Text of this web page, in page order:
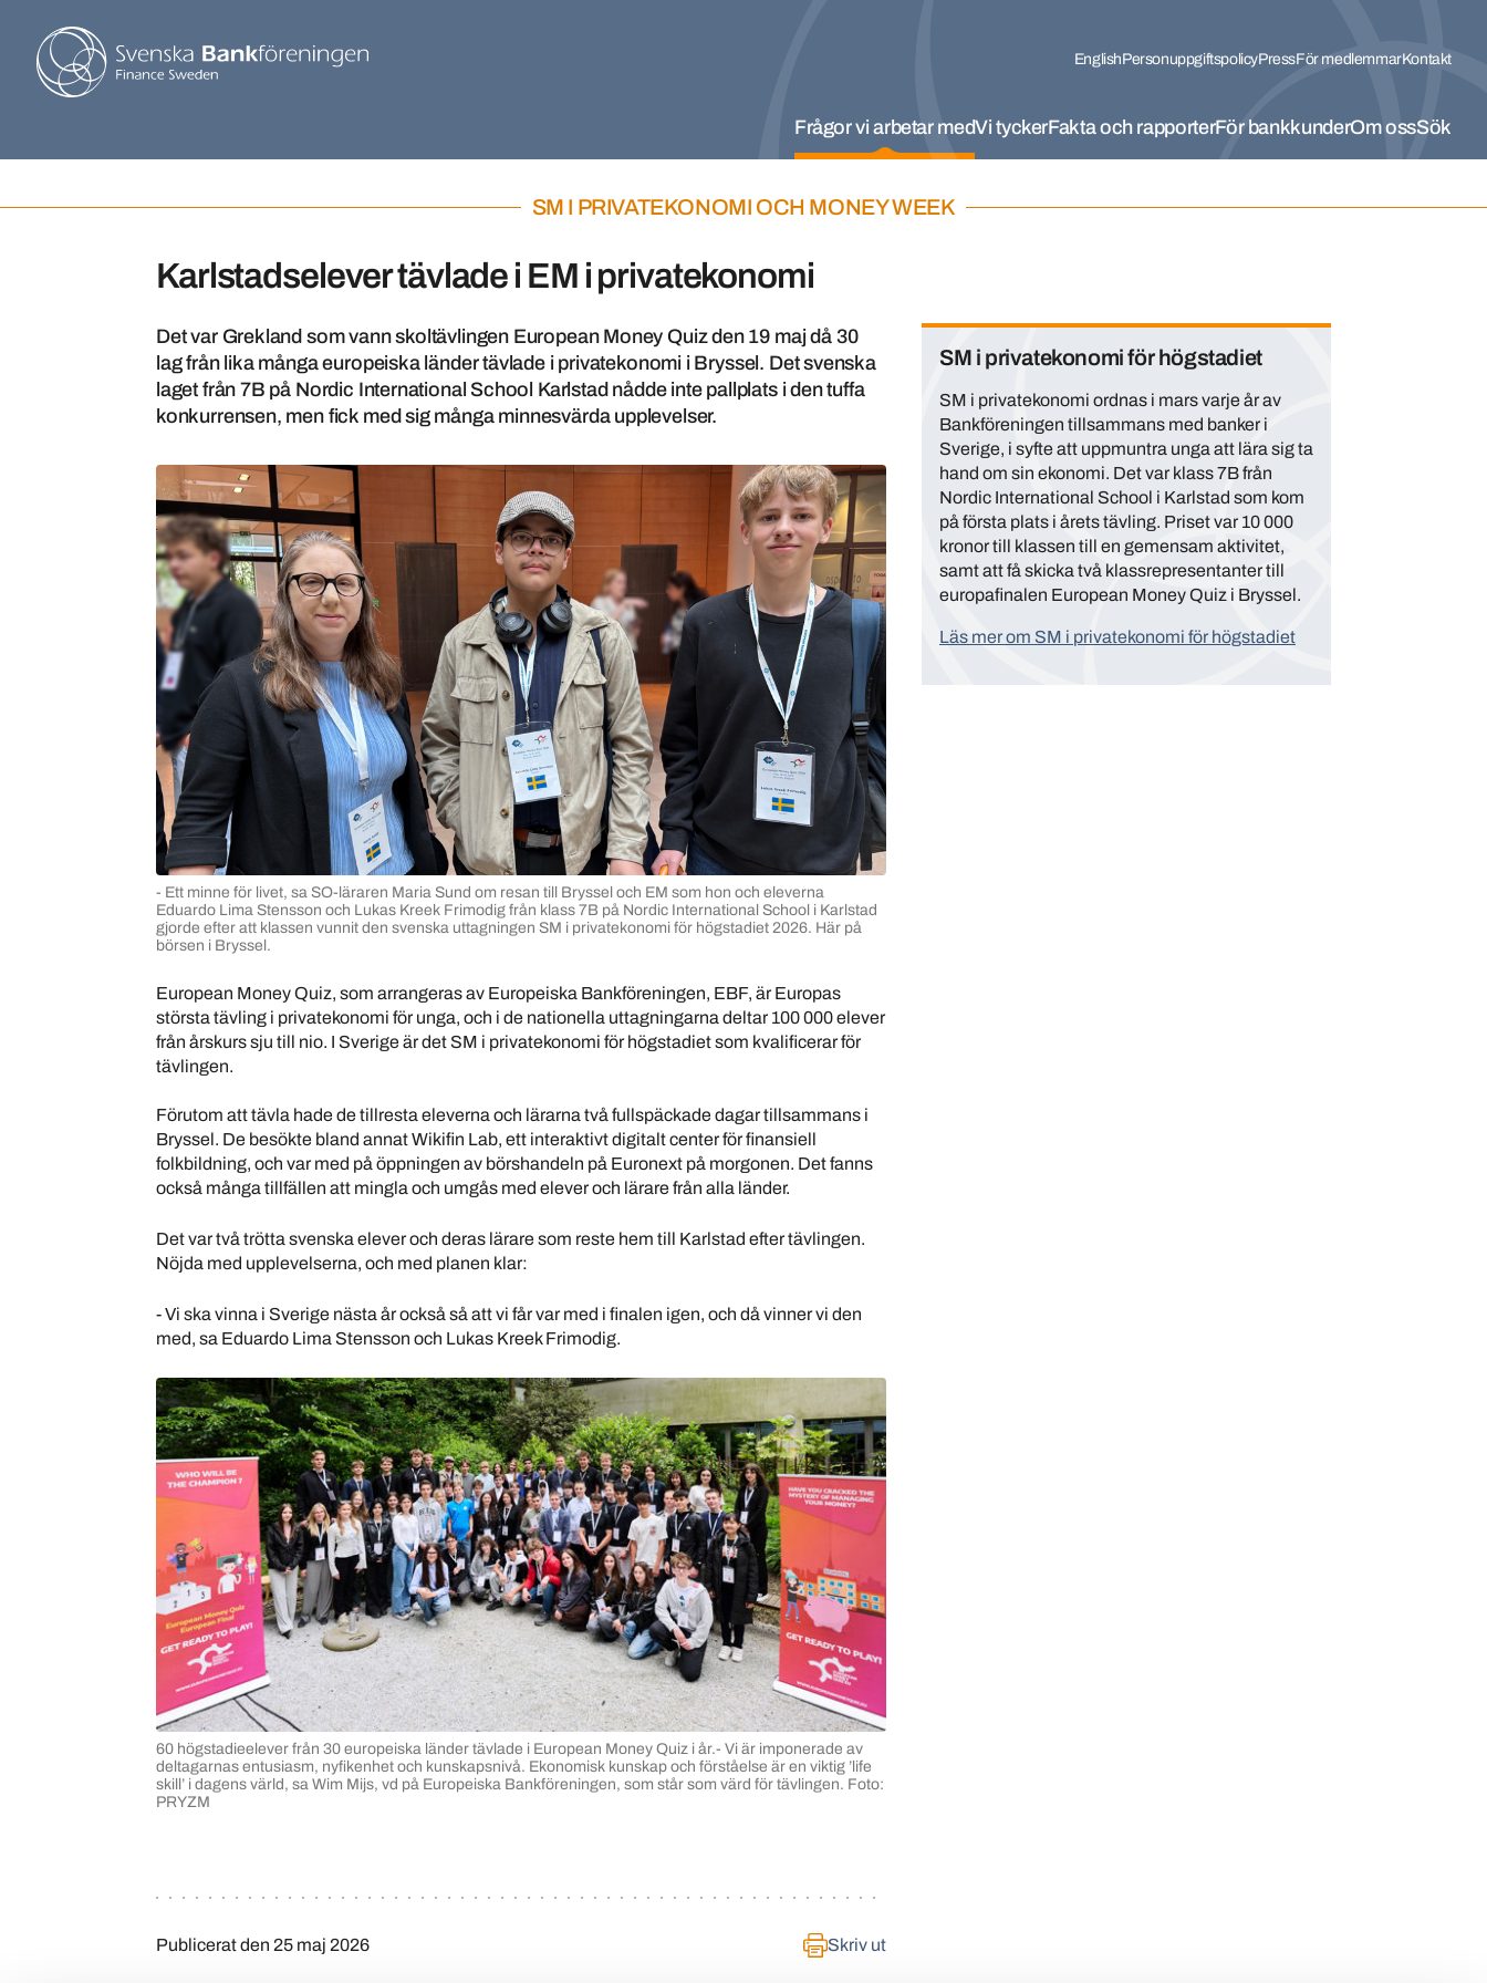
EnglishPersonuppgiftspolicyPressFör medlemmarKontakt
Frågor vi arbetar medVi tyckerFakta och rapporterFör bankkunderOm ossSök
SM I PRIVATEKONOMI OCH MONEY WEEK
Karlstadselever tävlade i EM i privatekonomi
Det var Grekland som vann skoltävlingen European Money Quiz den 19 maj då 30
lag från lika många europeiska länder tävlade i privatekonomi i Bryssel. Det svenska
laget från 7B på Nordic International School Karlstad nådde inte pallplats i den tuffa
konkurrensen, men fick med sig många minnesvärda upplevelser.
- Ett minne för livet, sa SO-läraren Maria Sund om resan till Bryssel och EM som hon och eleverna
Eduardo Lima Stensson och Lukas Kreek Frimodig från klass 7B på Nordic International School i Karlstad
gjorde efter att klassen vunnit den svenska uttagningen SM i privatekonomi för högstadiet 2026. Här på
börsen i Bryssel.
European Money Quiz, som arrangeras av Europeiska Bankföreningen, EBF, är Europas
största tävling i privatekonomi för unga, och i de nationella uttagningarna deltar 100 000 elever
från årskurs sju till nio. I Sverige är det SM i privatekonomi för högstadiet som kvalificerar för
tävlingen.
Förutom att tävla hade de tillresta eleverna och lärarna två fullspäckade dagar tillsammans i
Bryssel. De besökte bland annat Wikifin Lab, ett interaktivt digitalt center för finansiell
folkbildning, och var med på öppningen av börshandeln på Euronext på morgonen. Det fanns
också många tillfällen att mingla och umgås med elever och lärare från alla länder.
Det var två trötta svenska elever och deras lärare som reste hem till Karlstad efter tävlingen.
Nöjda med upplevelserna, och med planen klar:
- Vi ska vinna i Sverige nästa år också så att vi får var med i finalen igen, och då vinner vi den
med, sa Eduardo Lima Stensson och Lukas Kreek Frimodig.
60 högstadieelever från 30 europeiska länder tävlade i European Money Quiz i år.- Vi är imponerade av
deltagarnas entusiasm, nyfikenhet och kunskapsnivå. Ekonomisk kunskap och förståelse är en viktig ’life
skill’ i dagens värld, sa Wim Mijs, vd på Europeiska Bankföreningen, som står som värd för tävlingen. Foto:
PRYZM
Publicerat den 25 maj 2026 Skriv ut
SM i privatekonomi för högstadiet
SM i privatekonomi ordnas i mars varje år av
Bankföreningen tillsammans med banker i
Sverige, i syfte att uppmuntra unga att lära sig ta
hand om sin ekonomi. Det var klass 7B från
Nordic International School i Karlstad som kom
på första plats i årets tävling. Priset var 10 000
kronor till klassen till en gemensam aktivitet,
samt att få skicka två klassrepresentanter till
europafinalen European Money Quiz i Bryssel.
Läs mer om SM i privatekonomi för högstadiet